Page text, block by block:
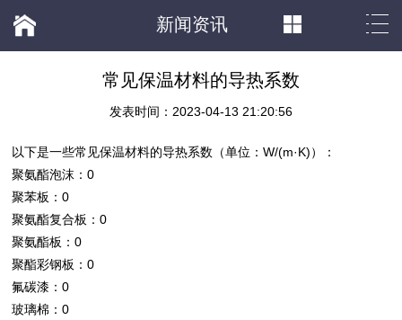
新闻资讯
常见保温材料的导热系数
发表时间：2023-04-13 21:20:56
以下是一些常见保温材料的导热系数（单位：W/(m·K)）：
聚氨酯泡沫：0
聚苯板：0
聚氨酯复合板：0
聚氨酯板：0
聚酯彩钢板：0
氟碳漆：0
玻璃棉 ：0